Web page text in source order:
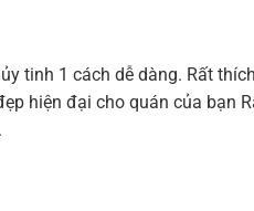
tinh 1 cách dễ dàng. Rất
hiện đại cho quán của bạn